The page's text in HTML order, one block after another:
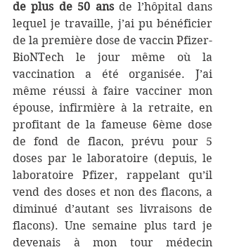
de plus de 50 ans de l’hôpital dans
lequel je travaille, j’ai pu bénéficier
de la première dose de vaccin Pfizer-
BioNTech le jour même où la
vaccination a été organisée. J’ai
même réussi à faire vacciner mon
épouse, infirmière à la retraite, en
profitant de la fameuse 6ème dose
de fond de flacon, prévu pour 5
doses par le laboratoire (depuis, le
laboratoire Pfizer, rappelant qu’il
vend des doses et non des flacons, a
diminué d’autant ses livraisons de
flacons). Une semaine plus tard je
devenais à mon tour médecin